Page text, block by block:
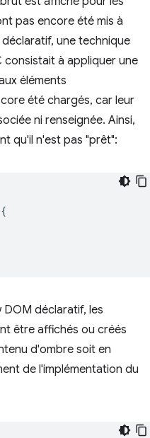
pas encore été mis à
une technique
consistait à appliquer une
éléments
été chargés, car leur
ni renseignée. Ainsi,
qu'il n'est pas "prêt":
déclaratif, les
être affichés ou créés
d'ombre soit en
de l'implémentation du